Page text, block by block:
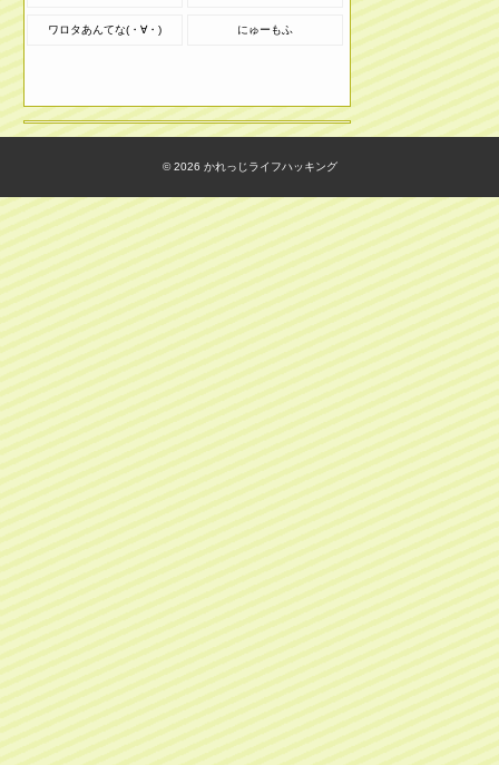
ワロタあんてな(・∀・) にゅーもふ
© 2026 かれっじライフハッキング